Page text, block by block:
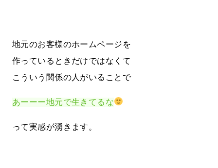
地元のお客様のホームページを
作っているときだけではなくて
こういう関係の人がいることで
あーーー地元で生きてるな
って実感が湧きます。